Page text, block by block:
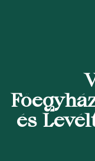
és